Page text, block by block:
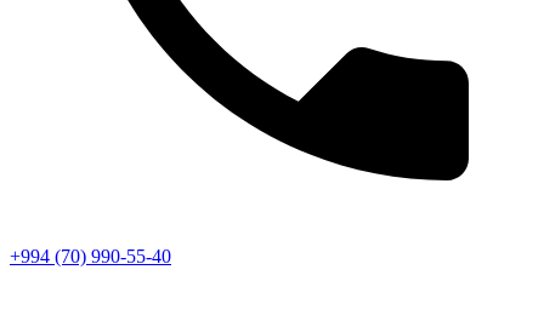
+994 (70) 990-55-40